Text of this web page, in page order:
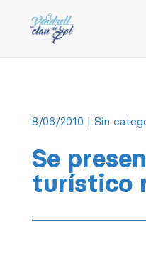
8/06/2010 | Sin
Se
turístico